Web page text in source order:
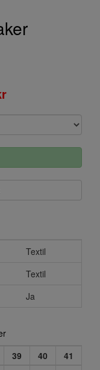
Textil
Textil
Ja
39 40
41